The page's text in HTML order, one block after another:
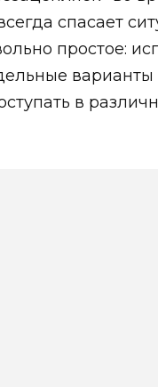
спасает
простое:
в